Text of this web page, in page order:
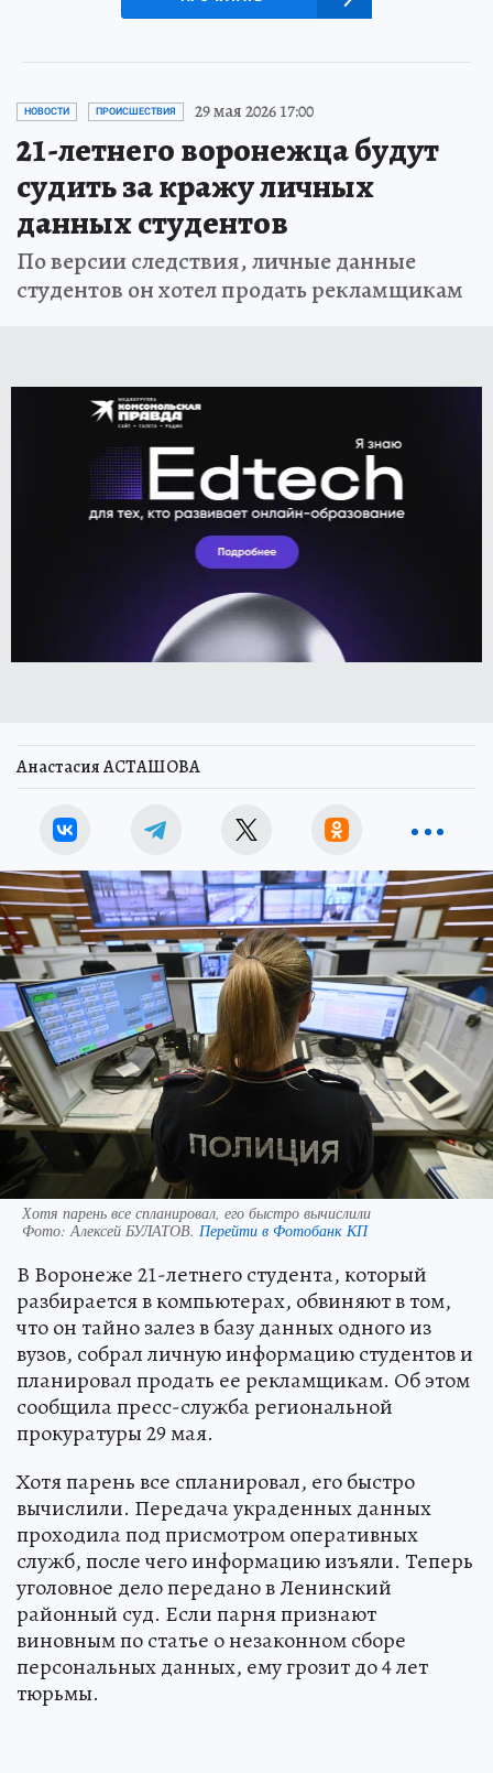
НОВОСТИ ПРОИСШЕСТВИЯ 29 мая 2026 17:00
21-летнего воронежца будут
судить за кражу личных
данных студентов
По версии следствия, личные данные
студентов он хотел продать рекламщикам
Анастасия АСТАШОВА
Хотя парень все спланировал, его быстро вычислили
Фото:Алексей БУЛАТОВ. Перейти в Фотобанк КП
В Воронеже 21-летнего студента, который
разбирается в компьютерах, обвиняют в том,
что он тайно залез в базу данных одного из
вузов, собрал личную информацию студентов и
планировал продать ее рекламщикам. Об этом
сообщила пресс-служба региональной
прокуратуры 29 мая.
Хотя парень все спланировал, его быстро
вычислили. Передача украденных данных
проходила под присмотром оперативных
служб, после чего информацию изъяли. Теперь
уголовное дело передано в Ленинский
районный суд. Если парня признают
виновным по статье о незаконном сборе
персональных данных, ему грозит до 4 лет
тюрьмы.